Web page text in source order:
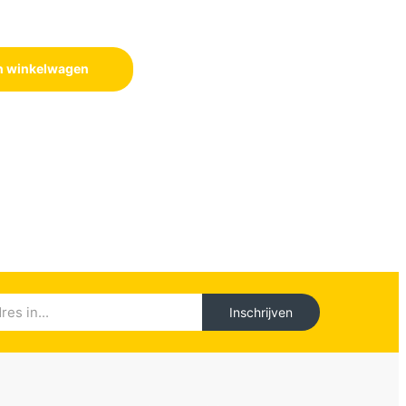
winkelwagen
Inschrijven